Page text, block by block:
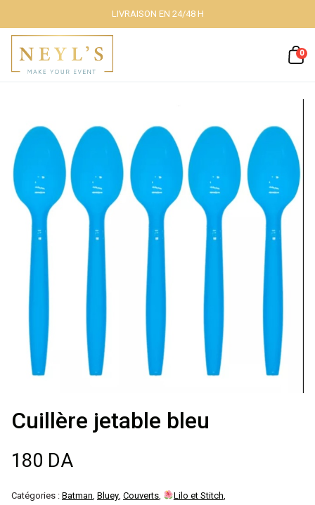
Fermer
Nos packs
Décoration
lumineuse
Décoration à
thème
Décoration de
salle
LIVRAISON EN 24/48 H
0
Cuillère jetable bleu
180 DA
Catégories : Batman Bluey Couverts Lilo et Stitch